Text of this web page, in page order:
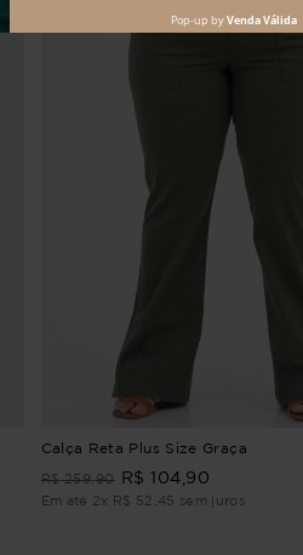
Calça Reta Plus Size Graça
R$ 259,90 R$ 104 90
Em até 2x R$ 52 45 sem juros